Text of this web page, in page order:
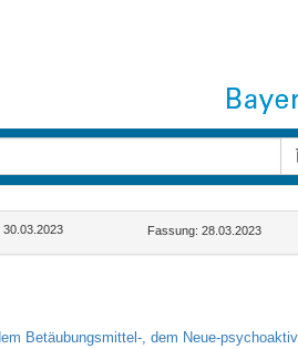
30.03.2023 Fassung: 28.03.2023
Betäubungsmittel-, dem Neue-